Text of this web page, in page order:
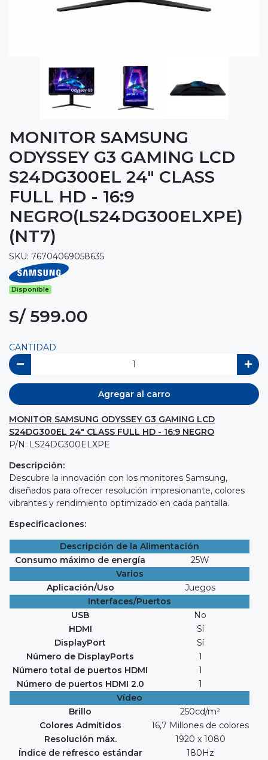
MONITOR SAMSUNG
ODYSSEY G3 GAMING LCD
S24DG300EL 24" CLASS
FULL HD - 16:9
NEGRO(LS24DG300ELXPE)
(NT7)
SKU: 76704069058635
Disponible
S/ 599.00
CANTIDAD
Agregar al carro
MONITOR SAMSUNG ODYSSEY G3 GAMING LCD
S24DG300EL 24" CLASS FULL HD - 16:9 NEGRO
P/N: LS24DG300ELXPE
Descripción:
Descubre la innovación con los monitores Samsung,
diseñados para ofrecer resolución impresionante, colores
vibrantes y rendimiento optimizado en cada pantalla.
Especificaciones:
Descripción de la Alimentación
Consumo máximo de energía
25W
Varios
Aplicación/Uso
Juegos
Interfaces/Puertos
USB
No
HDMI
Sí
DisplayPort
Sí
Número de DisplayPorts
1
Número total de puertos HDMI
1
Número de puertos HDMI 2.0
1
Vídeo
Brillo
250cd/m²
Colores Admitidos
16,7 Millones de colores
Resolución máx.
1920 x 1080
Índice de refresco estándar
180Hz